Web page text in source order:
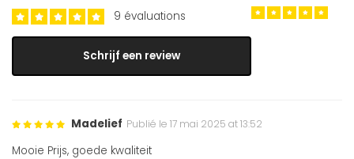
9 évaluations
Schrijf een review
Madelief Publié le 17 mai 2025 at 13:52
Mooie Prijs, goede kwaliteit